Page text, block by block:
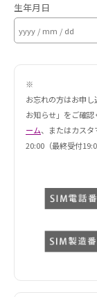
生年月日
※
お忘れの方はお申
お知らせ」をご確
ーム、またはカス
20:00（最終受付